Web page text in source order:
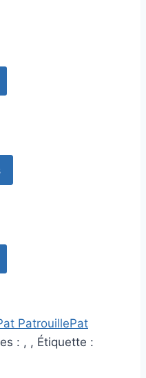
PatrouillePat
: , , Étiquette :